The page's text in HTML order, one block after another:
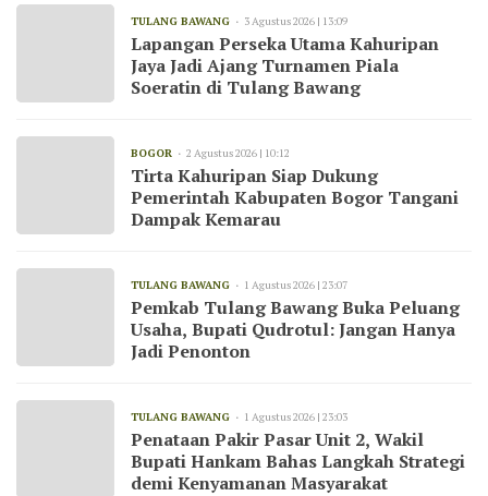
TULANG BAWANG 3 Agustus 2026 | 13:09
Lapangan Perseka Utama Kahuripan
Jaya Jadi Ajang Turnamen Piala
Soeratin di Tulang Bawang
BOGOR 2 Agustus 2026 | 10:12
Tirta Kahuripan Siap Dukung
Pemerintah Kabupaten Bogor Tangani
Dampak Kemarau
TULANG BAWANG 1 Agustus 2026 | 23:07
Pemkab Tulang Bawang Buka Peluang
Usaha, Bupati Qudrotul: Jangan Hanya
Jadi Penonton
TULANG BAWANG 1 Agustus 2026 | 23:03
Penataan Pakir Pasar Unit 2, Wakil
Bupati Hankam Bahas Langkah Strategi
demi Kenyamanan Masyarakat